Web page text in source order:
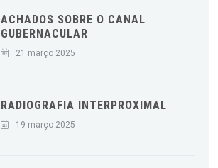
ACHADOS SOBRE O CANAL
GUBERNACULAR
21 março 2025
RADIOGRAFIA INTERPROXIMAL
19 março 2025